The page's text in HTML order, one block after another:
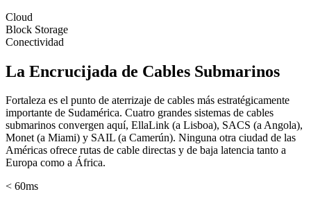
Cloud
Block Storage
Conectividad
La Encrucijada de Cables Submarinos
Fortaleza es el punto de aterrizaje de cables más estratégicamente
importante de Sudamérica. Cuatro grandes sistemas de cables
submarinos convergen aquí, EllaLink (a Lisboa), SACS (a Angola),
Monet (a Miami) y SAIL (a Camerún). Ninguna otra ciudad de las
Américas ofrece rutas de cable directas y de baja latencia tanto a
Europa como a África.
< 60ms